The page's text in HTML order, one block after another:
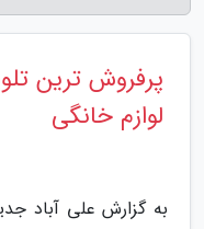
پرفروش ترین
لوازم خانگی
به گزارش علی آباد